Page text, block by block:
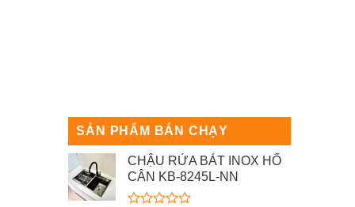
SẢN PHẨM BÁN CHẠY
CHẬU RỬA BÁT INOX HỐ
CÂN KB-8245L-NN